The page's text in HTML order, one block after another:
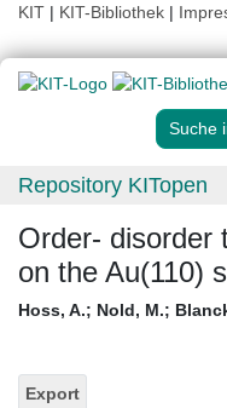
KIT | KIT-Bibliothek |
Suche
Repository KITopen
Order- disorder
on the Au(110)
Hoss, A.; Nold, M.;
Export